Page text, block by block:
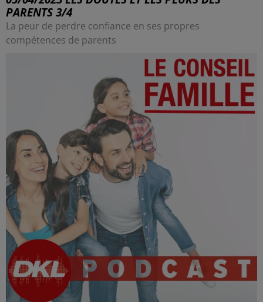
PARENTS 3/4
La peur de perdre confiance en ses propres
compétences de parents